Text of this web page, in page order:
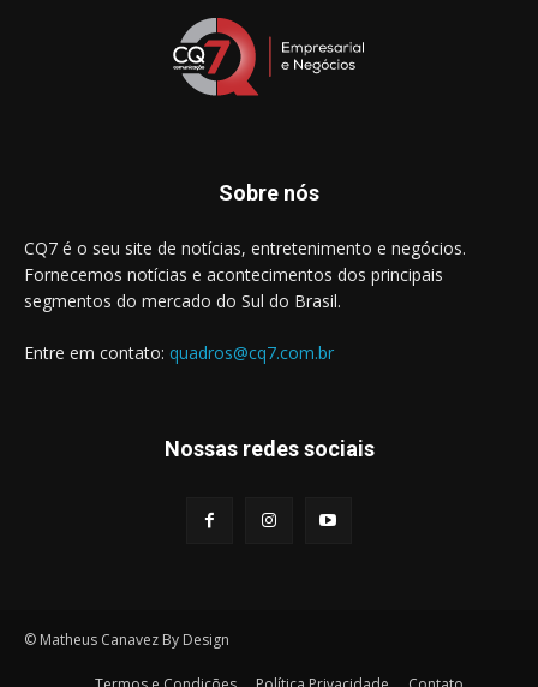
Sobre nós
CQ7 é o seu site de notícias, entretenimento e negócios.
Fornecemos notícias e acontecimentos dos principais
segmentos do mercado do Sul do Brasil.
Entre em contato: quadros@cq7.com.br
Nossas redes sociais
© Matheus Canavez By Design